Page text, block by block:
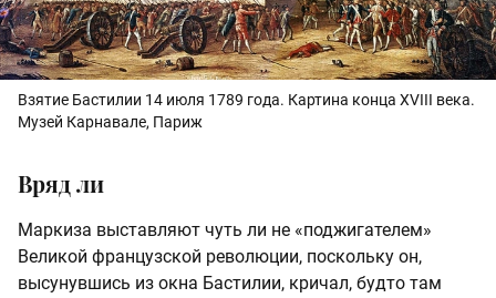
Взятие Бастилии 14 июля 1789 года. Картина конца XVIII века.
Музей Карнавале, Париж
Вряд ли
Маркиза выставляют чуть ли не «поджигателем»
Великой французской революции, поскольку он,
высунувшись из окна Бастилии, кричал, будто там